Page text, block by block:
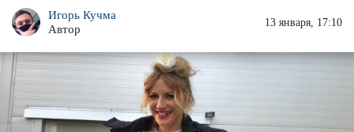
Игорь Кучма
Автор
13 января, 17:10